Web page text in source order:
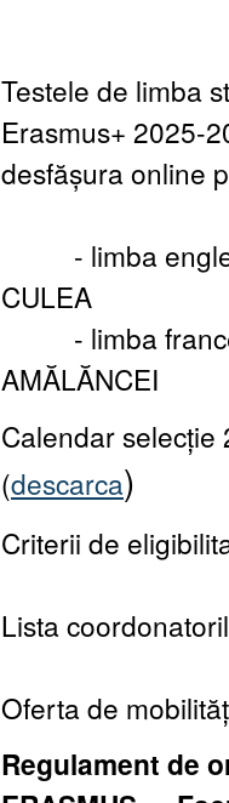
Testele de limba
Erasmus+ 2025-
desfășura online
- limba
CULEA
- limba
AMĂLĂNCEI
Calendar selecție
(descarca)
Criterii de
Lista
Oferta de
Regulament de